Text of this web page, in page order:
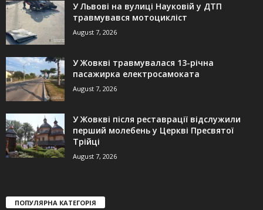
У Львові на вулиці Науковій у ДТП
травмувався мотоцикліст
August 7, 2026
У Жовкві травмувалася 13-річна
пасажирка електросамоката
August 7, 2026
У Жовкві після реставрації відслужили
перший молебень у Церкві Пресвятої
Трійці
August 7, 2026
ПОПУЛЯРНА КАТЕГОРІЯ